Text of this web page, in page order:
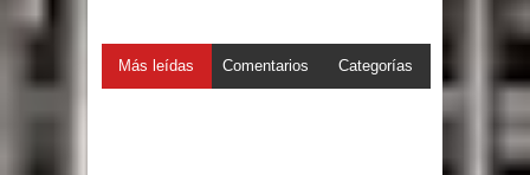
Más leídas Comentarios Categorías